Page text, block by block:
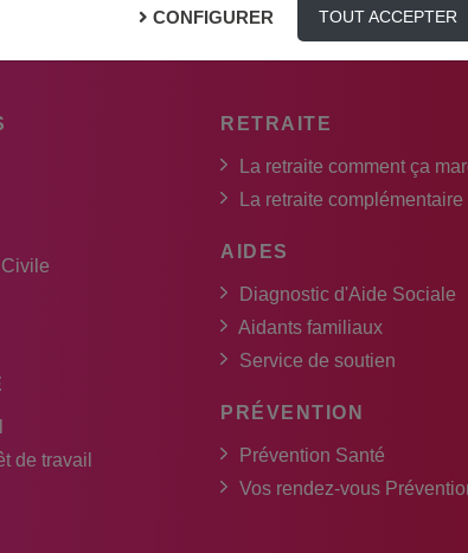
de travail
RETRAITE
La retraite comment ça
La retraite complémentaire
AIDES
Diagnostic d'Aide Sociale
Aidants familiaux
Service de soutien
PRÉVENTION
Prévention Santé
Vos rendez-vous
CONFIGURER TOUT ACCEPTER